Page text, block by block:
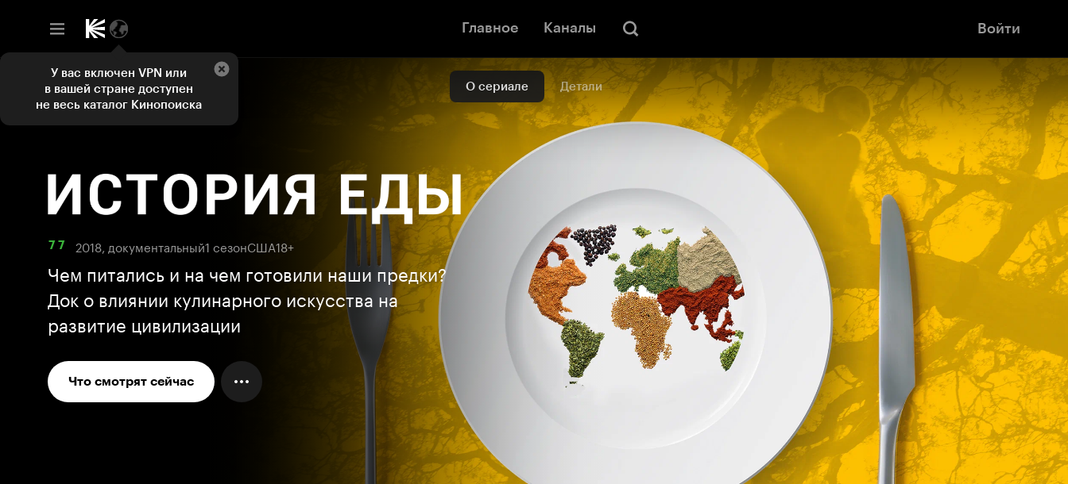
Главное Каналы Войти
О сериале Детали
7 7 2018, документальный1 сезонСША18+
Чем питались и на чем готовили наши предки?
Док о влиянии кулинарного искусства на
развитие цивилизации
Что смотрят сейчас
У вас включен VPN или
в вашей стране доступен
не весь каталог Кинопоиска